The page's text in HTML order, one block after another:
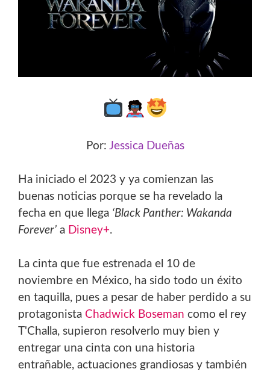
Por: Jessica Dueñas
Ha iniciado el 2023 y ya comienzan las
buenas noticias porque se ha revelado la
fecha en que llega ‘Black Panther: Wakanda
Forever’ a Disney+.
La cinta que fue estrenada el 10 de
noviembre en México, ha sido todo un éxito
en taquilla, pues a pesar de haber perdido a su
protagonista Chadwick Boseman como el rey
T'Challa, supieron resolverlo muy bien y
entregar una cinta con una historia
entrañable, actuaciones grandiosas y también